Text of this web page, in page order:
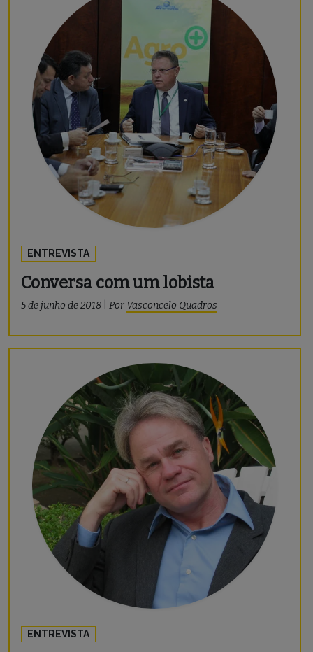
ENTREVISTA
Conversa com um lobista
5 de junho de 2018 Por Vasconcelo Quadros
ENTREVISTA